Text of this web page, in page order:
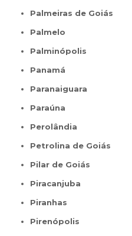
Palmeiras de Goiás
Palmelo
Palminópolis
Panamá
Paranaiguara
Paraúna
Perolândia
Petrolina de Goiás
Pilar de Goiás
Piracanjuba
Piranhas
Pirenópolis